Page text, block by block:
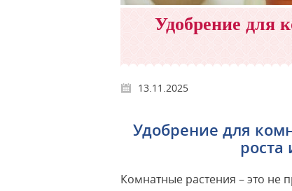
Удобрение для
13.11.2025
Удобрение для
роста
Комнатные растения – это не